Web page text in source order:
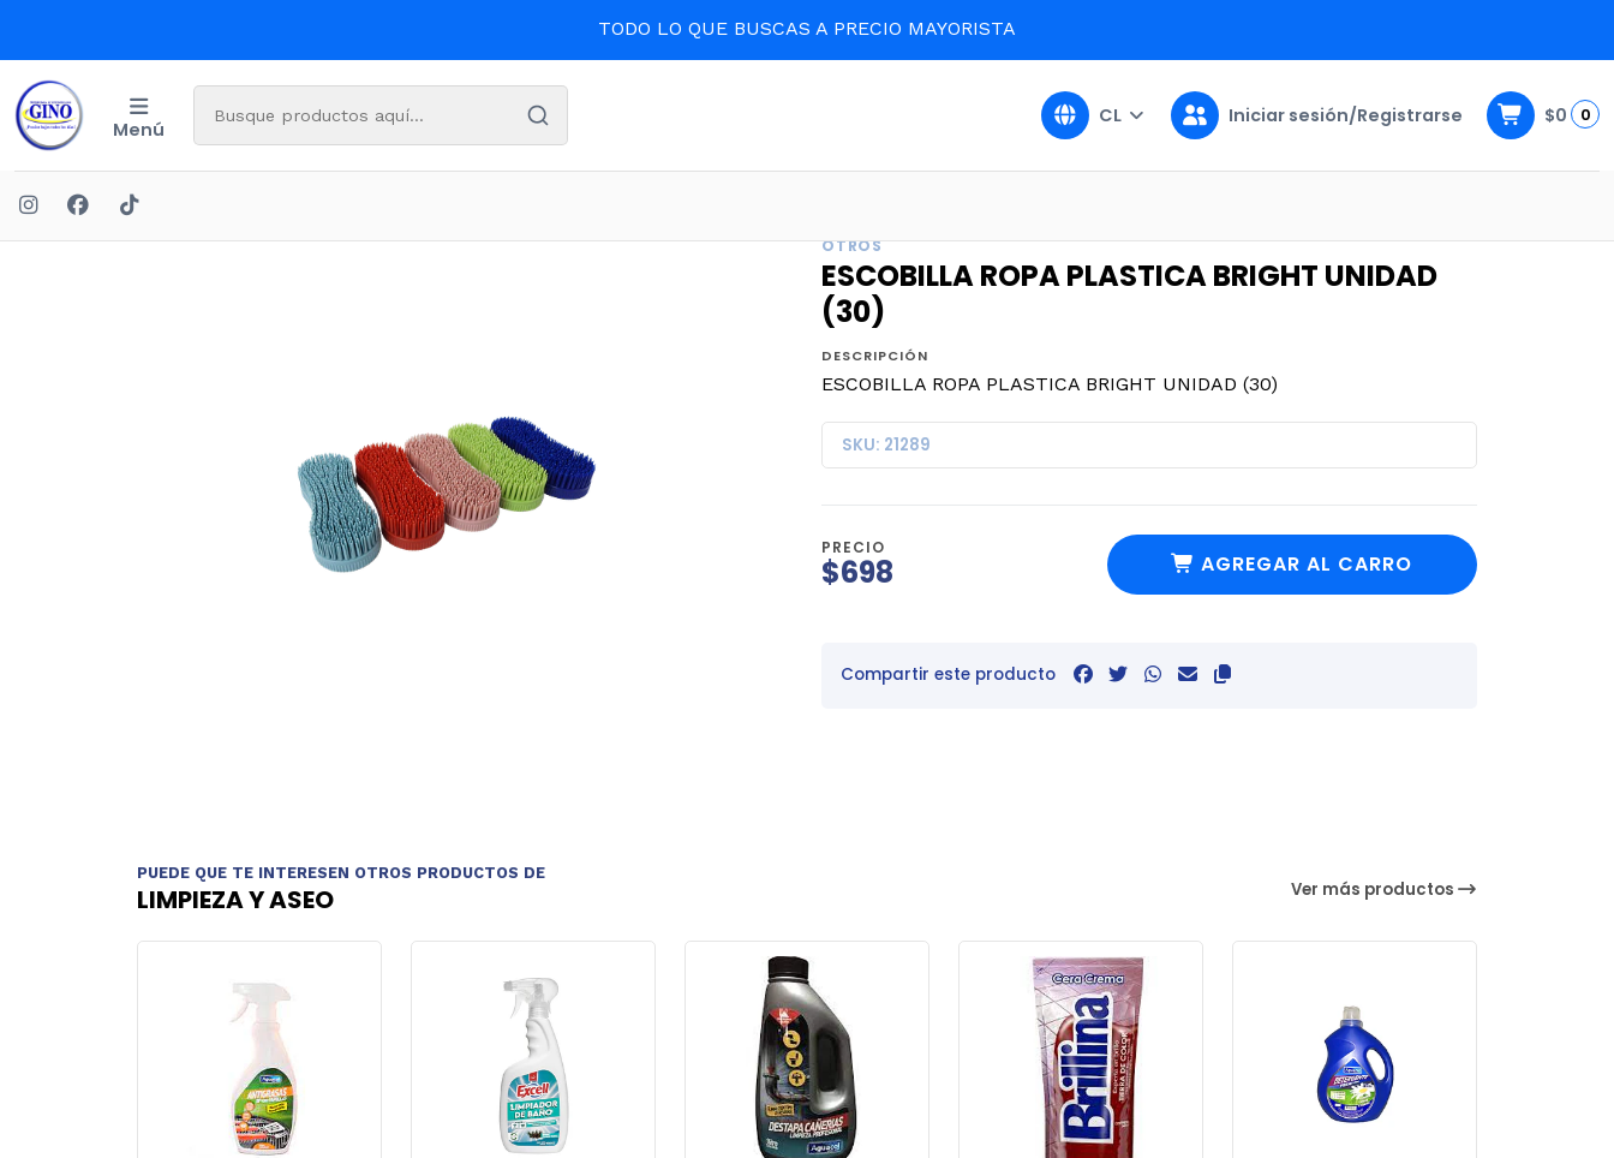
TODO LO QUE BUSCAS A PRECIO MAYORISTA
Menú
CL Iniciar sesión/Registrarse $0 0
OTROS
ESCOBILLA ROPA PLASTICA BRIGHT UNIDAD
(30)
DESCRIPCIÓN
ESCOBILLA ROPA PLASTICA BRIGHT UNIDAD (30)
SKU: 21289
PRECIO
$698 AGREGAR AL CARRO
Compartir este producto
PUEDE QUE TE INTERESEN OTROS PRODUCTOS DE
LIMPIEZA Y ASEO Ver más productos